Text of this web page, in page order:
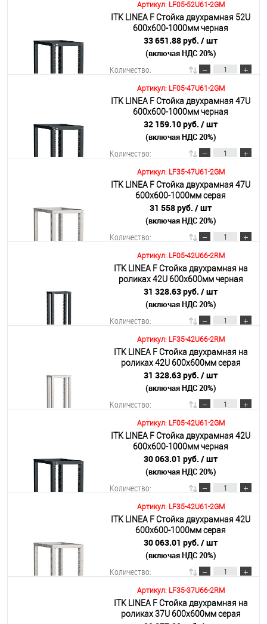
В корзину
Подробнее
Артикул: LF05-52U61-2GM
ITK LINEA F Стойка двухрамная 52U
600х600-1000мм черная
33 651.88 руб. / шт
(включая НДС 20%)
Количество:
В корзину
Подробнее
Артикул: LF05-47U61-2GM
ITK LINEA F Стойка двухрамная 47U
600х600-1000мм черная
32 159.10 руб. / шт
(включая НДС 20%)
Количество:
В корзину
Подробнее
Артикул: LF35-47U61-2GM
ITK LINEA F Стойка двухрамная 47U
600х600-1000мм серая
31 558 руб. / шт
(включая НДС 20%)
Количество:
В корзину
Подробнее
Артикул: LF05-42U66-2RM
ITK LINEA F Стойка двухрамная на
роликах 42U 600х600мм черная
31 328.63 руб. / шт
(включая НДС 20%)
Количество:
В корзину
Подробнее
Артикул: LF35-42U66-2RM
ITK LINEA F Стойка двухрамная на
роликах 42U 600х600мм серая
31 328.63 руб. / шт
(включая НДС 20%)
Количество:
В корзину
Подробнее
Артикул: LF05-42U61-2GM
ITK LINEA F Стойка двухрамная 42U
600х600-1000мм черная
30 063.01 руб. / шт
(включая НДС 20%)
Количество:
В корзину
Подробнее
Артикул: LF35-42U61-2GM
ITK LINEA F Стойка двухрамная 42U
600х600-1000мм серая
30 063.01 руб. / шт
(включая НДС 20%)
Количество:
В корзину
Артикул: LF35-37U66-2RM
ITK LINEA F Стойка двухрамная на
роликах 37U 600х600мм серая